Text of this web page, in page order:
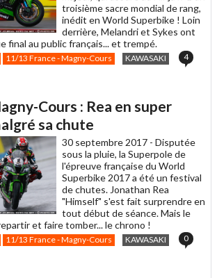
troisième sacre mondial de rang,
inédit en World Superbike ! Loin
derrière, Melandri et Sykes ont
final au public français... et trempé.
11/13 France - Magny-Cours KAWASAKI 4
Cours : Rea en super
sa chute
30 septembre 2017 - Disputée
sous la pluie, la Superpole de
l'épreuve française du World
Superbike 2017 a été un festival
de chutes. Jonathan Rea
"Himself" s'est fait surprendre en
tout début de séance. Mais le
et faire tomber... le chrono !
11/13 France - Magny-Cours KAWASAKI 0